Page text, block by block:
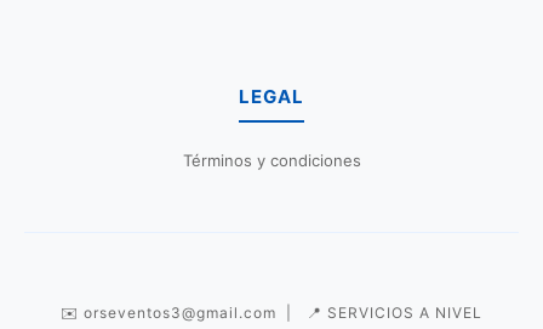
LEGAL
Términos y condiciones
✉️ orseventos3@gmail.com | 📍 SERVICIOS A NIVEL